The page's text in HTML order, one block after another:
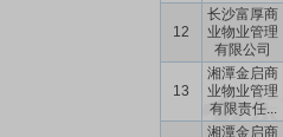
12
长沙富厚商
业物业管理
有限公司
13
湘潭金启商
业物业管理
有限责任...
湘潭金启商